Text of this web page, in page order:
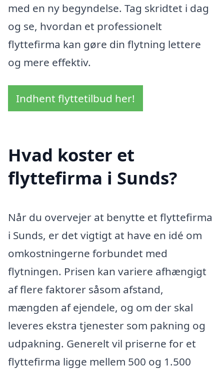
med en ny begyndelse. Tag skridtet i dag
og se, hvordan et professionelt
flyttefirma kan gøre din flytning lettere
og mere effektiv.
Indhent flyttetilbud her!
Hvad koster et
flyttefirma i Sunds?
Når du overvejer at benytte et flyttefirma
i Sunds, er det vigtigt at have en idé om
omkostningerne forbundet med
flytningen. Prisen kan variere afhængigt
af flere faktorer såsom afstand,
mængden af ejendele, og om der skal
leveres ekstra tjenester som pakning og
udpakning. Generelt vil priserne for et
flyttefirma ligge mellem 500 og 1.500